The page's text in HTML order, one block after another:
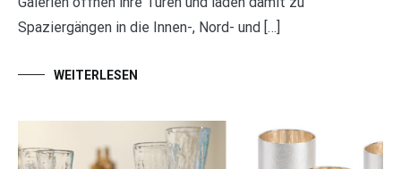
Spaziergängen in die Innen-, Nord- und […]
WEITERLESEN